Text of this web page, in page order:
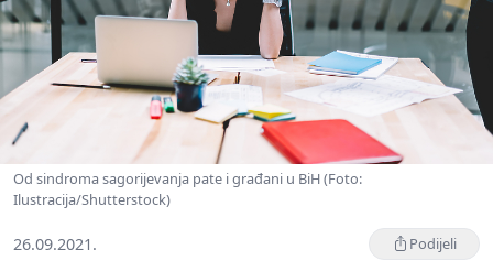
Od sindroma sagorijevanja pate i građani u BiH (Foto:
Ilustracija/Shutterstock)
26.09.2021. Podijeli